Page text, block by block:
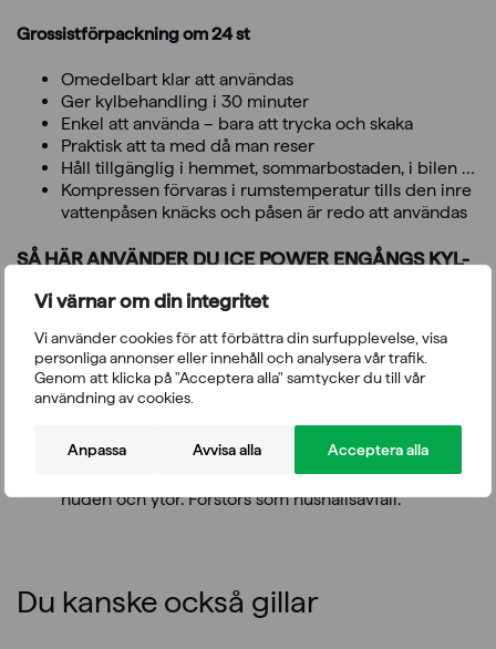
Vi värnar om din integritet
Vi använder cookies för att förbättra din surfupplevelse, visa
personliga annonser eller innehåll och analysera vår trafik.
Genom att klicka på "Acceptera alla" samtycker du till vår
användning av cookies.
Anpassa Avvisa alla Acceptera alla
Grossistförpackning om 24 st
Omedelbart klar att användas
Ger kylbehandling i 30 minuter
Enkel att använda – bara att trycka och skaka
Praktisk att ta med då man reser
Håll tillgänglig i hemmet, sommarbostaden, i bilen …
Kompressen förvaras i rumstemperatur tills den inre
vattenpåsen knäcks och påsen är redo att användas
SÅ HÄR ANVÄNDER DU ICE POWER ENGÅNGS KYL-
förpackningen. Behandlingstid 30 min. Vid sårig hud
använd förband mellan hud och kylkompress.
Behandling kan effektiveras genom att hålla det
skadade området upplyft och genom att använda
kompressförband. Sök läkarhjälp vid behov.
Förvara kylkompressen i rumstemperatur. Om påsen
skadas och läckage uppstår, skölj bort vätskan från
huden och ytor. Förstörs som hushållsavfall.
Du kanske också gillar